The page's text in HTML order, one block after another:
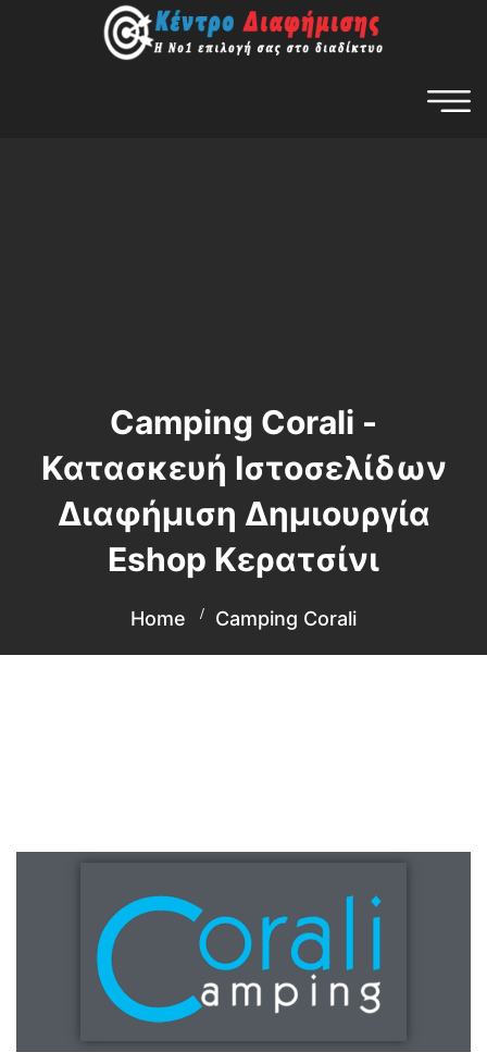
Camping Corali -
Κατασκευή Ιστοσελίδων
Διαφήμιση Δημιουργία
Eshop Κερατσίνι
Home Camping Corali